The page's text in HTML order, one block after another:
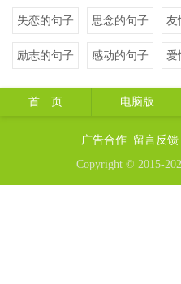
失恋的句子 思念的句子 友
励志的句子 感动的句子 爱
首 页 电脑版
广告合作 留言反馈
Copyright © 2015-